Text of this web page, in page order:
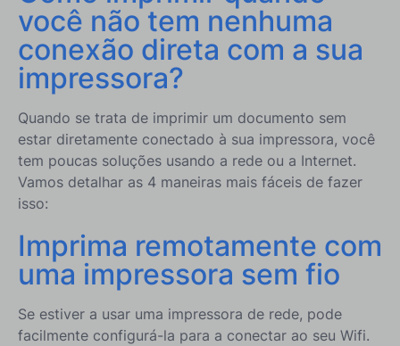
você não tem nenhuma
conexão direta com a sua
impressora?
Quando se trata de imprimir um documento sem
estar diretamente conectado à sua impressora, você
tem poucas soluções usando a rede ou a Internet.
Vamos detalhar as 4 maneiras mais fáceis de fazer
isso:
Imprima remotamente com
uma impressora sem fio
Se estiver a usar uma impressora de rede, pode
facilmente configurá-la para a conectar ao seu Wifi.